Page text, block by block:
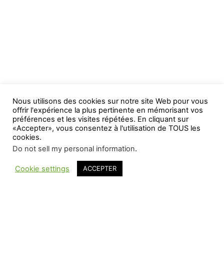
Nous utilisons des cookies sur notre site Web pour vous
offrir l'expérience la plus pertinente en mémorisant vos
préférences et les visites répétées. En cliquant sur
«Accepter», vous consentez à l'utilisation de TOUS les
cookies.
Do not sell my personal information.
Cookie settings ACCEPTER